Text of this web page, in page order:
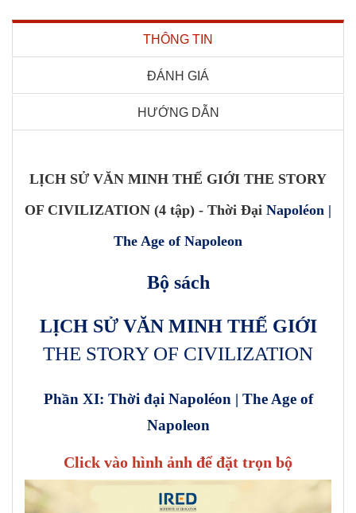
THÔNG TIN
ĐÁNH GIÁ
HƯỚNG DẪN
LỊCH SỬ VĂN MINH THẾ GIỚI THE STORY
OF CIVILIZATION (4 tập) - Thời Đại Napoléon |
The Age of Napoleon
Bộ sách
LỊCH SỬ VĂN MINH THẾ GIỚI
THE STORY OF CIVILIZATION
Phần XI: Thời đại Napoléon | The Age of
Napoleon
Click vào hình ảnh để đặt trọn bộ